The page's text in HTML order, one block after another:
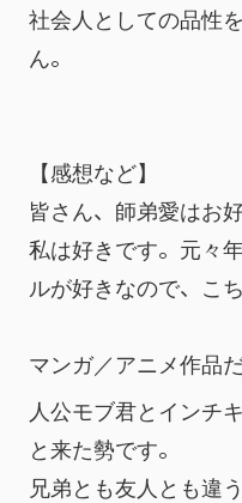
社会人としての品性
ん。
【感想など】
皆さん、師弟愛はお
私は好きです。元々
ルが好きなので、こ
マンガ／アニメ作品
人公モブ君とインチ
と来た勢です。
兄弟とも友人とも違